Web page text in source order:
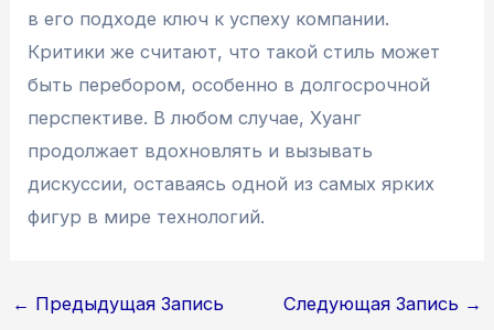
в его подходе ключ к успеху компании.
Критики же считают, что такой стиль может
быть перебором, особенно в долгосрочной
перспективе. В любом случае, Хуанг
продолжает вдохновлять и вызывать
дискуссии, оставаясь одной из самых ярких
фигур в мире технологий.
Навигация
← Предыдущая Запись Следующая Запись →